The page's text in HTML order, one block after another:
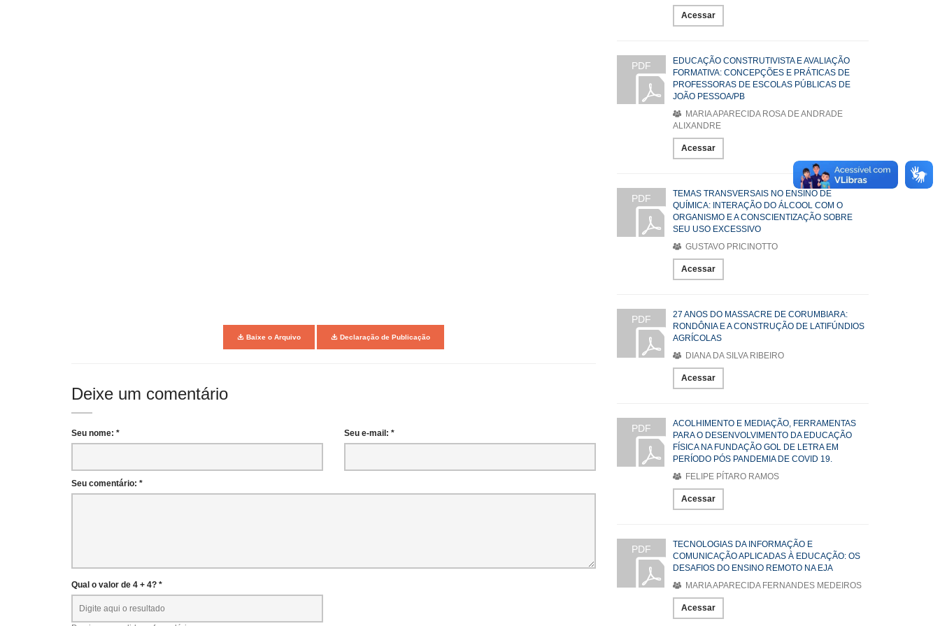
Baixe o Arquivo Declaração de Publicação
Deixe um comentário
Seu nome: * Seu e-mail: *
Seu comentário: *
Qual o valor de 4 + 4? *
Acessar
PDF
EDUCAÇÃO CONSTRUTIVISTA E AVALIAÇÃO
FORMATIVA: CONCEPÇÕES E PRÁTICAS DE
PROFESSORAS DE ESCOLAS PÚBLICAS DE
JOÃO PESSOA/PB
MARIA APARECIDA ROSA DE ANDRADE
ALIXANDRE
Acessar
PDF
TEMAS TRANSVERSAIS NO ENSINO DE
QUÍMICA: INTERAÇÃO DO ÁLCOOL COM O
ORGANISMO E A CONSCIENTIZAÇÃO SOBRE
SEU USO EXCESSIVO
GUSTAVO PRICINOTTO
Acessar
PDF
27 ANOS DO MASSACRE DE CORUMBIARA:
RONDÔNIA E A CONSTRUÇÃO DE LATIFÚNDIOS
AGRÍCOLAS
DIANA DA SILVA RIBEIRO
Acessar
PDF
ACOLHIMENTO E MEDIAÇÃO, FERRAMENTAS
PARA O DESENVOLVIMENTO DA EDUCAÇÃO
FÍSICA NA FUNDAÇÃO GOL DE LETRA EM
PERÍODO PÓS PANDEMIA DE COVID 19.
FELIPE PÍTARO RAMOS
Acessar
PDF
TECNOLOGIAS DA INFORMAÇÃO E
COMUNICAÇÃO APLICADAS À EDUCAÇÃO: OS
DESAFIOS DO ENSINO REMOTO NA EJA
MARIA APARECIDA FERNANDES MEDEIROS
Acessar